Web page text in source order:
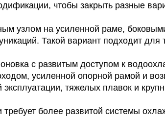
чтобы закрыть разные
узлом на усиленной раме,
Такой вариант подходит для
с развитым доступом к
усиленной опорной рамой и
тяжелых плавок и
более развитой системы